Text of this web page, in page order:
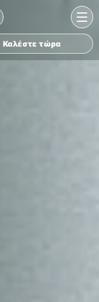
Καλέστε τώρα